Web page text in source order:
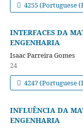
4255 (Portuguese
INTERFACES DA
ENGENHARIA
Isaac Parreira Gomes
24
4247 (Portuguese
INFLUÊNCIA DA
ENGENHARIA